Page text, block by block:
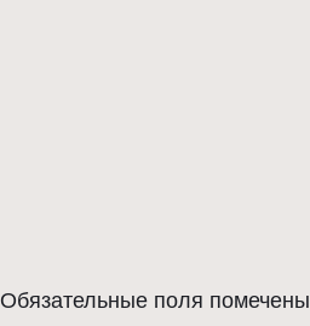
Обязательные поля помечены